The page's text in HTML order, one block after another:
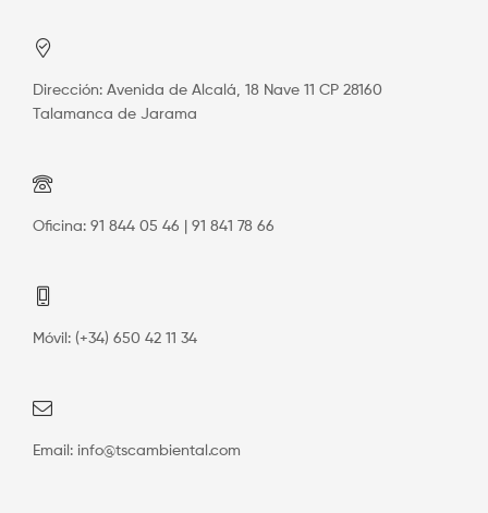
Dirección: Avenida de Alcalá, 18 Nave 11 CP 28160
Talamanca de Jarama
Oficina: 91 844 05 46 | 91 841 78 66
Móvil: (+34) 650 42 11 34
Email: info@tscambiental.com